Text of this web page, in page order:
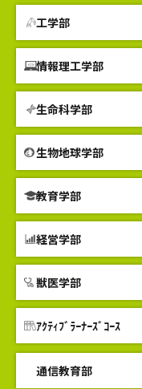
工学部
情報理工学部
生命科学部
生物地球学部
教育学部
経営学部
獣医学部
ｱｸﾃｨﾌﾞﾗｰﾅｰｽﾞｺｰｽ
通信教育部